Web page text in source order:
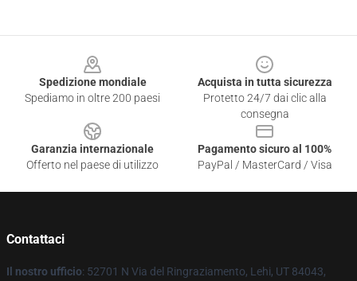
Spedizione mondiale
Spediamo in oltre 200 paesi
Acquista in tutta sicurezza
Protetto 24/7 dai clic alla
consegna
Garanzia internazionale
Offerto nel paese di utilizzo
Pagamento sicuro al 100%
PayPal / MasterCard / Visa
Contattaci
Il nostro ufficio: 52701 N Via del Ringraziamento, Lehi, UT 84043,